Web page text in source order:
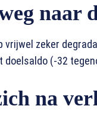
naar
vrijwel zeker
doelsaldo (-32
na